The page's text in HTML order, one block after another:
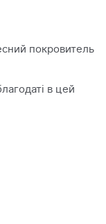
покровитель
в цей